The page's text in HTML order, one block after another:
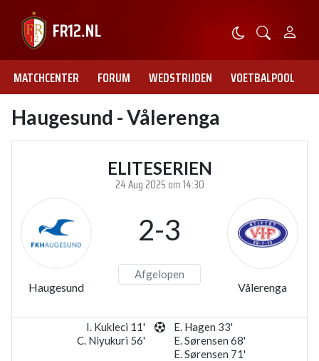
MATCHCENTER FORUM WEDSTRIJDEN VOETBALPOOL
Haugesund - Vålerenga
ELITESERIEN
24 Aug 2025 om 14:30
Haugesund
2-3
Afgelopen
Vålerenga
I. Kukleci 11'
C. Niyukuri 56'
E. Hagen 33'
E. Sørensen 68'
E. Sørensen 71'